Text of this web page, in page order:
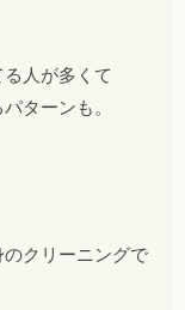
人が多くて
ターンも。
クリーニングで